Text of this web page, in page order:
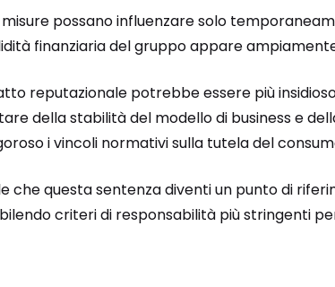
possano influenzare solo
finanziaria del gruppo appare
reputazionale potrebbe essere più
della stabilità del modello di business e
i vincoli normativi sulla tutela del
che questa sentenza diventi un punto di
criteri di responsabilità più stringenti